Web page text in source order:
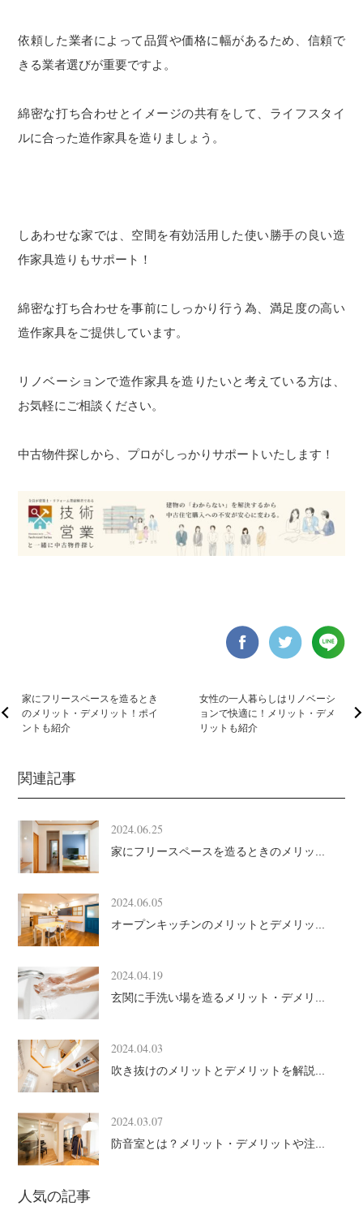
依頼した業者によって品質や価格に幅があるため、信頼で
きる業者選びが重要ですよ。
綿密な打ち合わせとイメージの共有をして、ライフスタイ
ルに合った造作家具を造りましょう。
しあわせな家では、空間を有効活用した使い勝手の良い造
作家具造りもサポート！
綿密な打ち合わせを事前にしっかり行う為、満足度の高い
造作家具をご提供しています。
リノベーションで造作家具を造りたいと考えている方は、
お気軽にご相談ください。
中古物件探しから、プロがしっかりサポートいたします！
家にフリースペースを造るとき
のメリット・デメリット！ポイ
ントも紹介
女性の一人暮らしはリノベーシ
ョンで快適に！メリット・デメ
リットも紹介
関連記事
2024.06.25
家にフリースペースを造るときのメリッ...
2024.06.05
オープンキッチンのメリットとデメリッ...
2024.04.19
玄関に手洗い場を造るメリット・デメリ...
2024.04.03
吹き抜けのメリットとデメリットを解説...
2024.03.07
防音室とは？メリット・デメリットや注...
人気の記事